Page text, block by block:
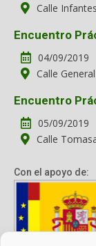
Calle
Encuentro
04/09/2019
Calle
Encuentro
05/09/2019
Calle
Con el apoyo de: